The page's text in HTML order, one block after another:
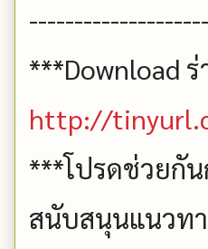
***Download
http://
***โปรดช่วยกั
สนับสนุนแนวท